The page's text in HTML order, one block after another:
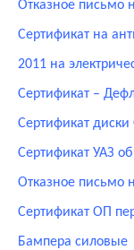
Отказное письмо
Сертификат на
2011 на
Сертификат –
Сертификат диски
Сертификат УАЗ
Отказное письмо
Сертификат ОП
Бампера силовые